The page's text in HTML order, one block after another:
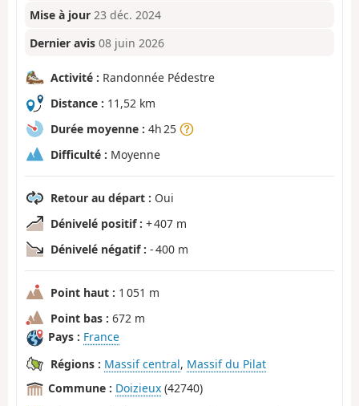
Mise à jour 23 déc. 2024
Dernier avis 08 juin 2026
Activité : Randonnée Pédestre
Distance : 11,52 km
Durée moyenne : 4h 25
Difficulté : Moyenne
Retour au départ : Oui
Dénivelé positif : + 407 m
Dénivelé négatif : - 400 m
Point haut : 1 051 m
Point bas : 672 m
Pays : France
Régions : Massif central, Massif du Pilat
Commune : Doizieux (42740)